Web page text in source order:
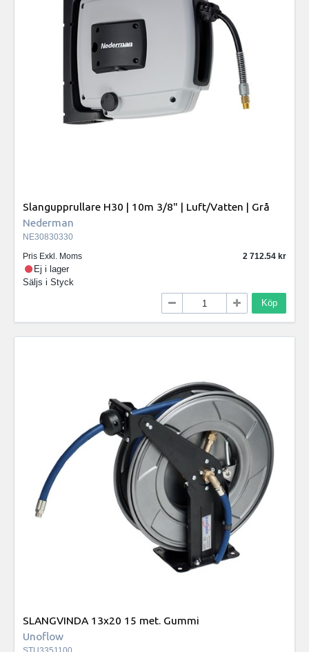
Slangupprullare H30 | 10m 3/8" | Luft/Vatten | Grå
Nederman
NE30830330
Pris Exkl. Moms
2 712.54
Ej i lager
Säljs i Styck
Köp
SLANGVINDA 13x20 15 met. Gummi
Unoflow